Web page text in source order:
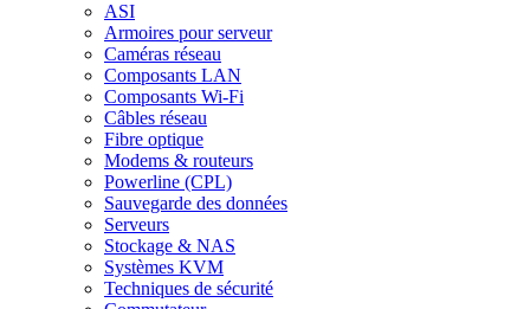
ASI
Armoires pour serveur
Caméras réseau
Composants LAN
Composants Wi-Fi
Câbles réseau
Fibre optique
Modems & routeurs
Powerline (CPL)
Sauvegarde des données
Serveurs
Stockage & NAS
Systèmes KVM
Techniques de sécurité